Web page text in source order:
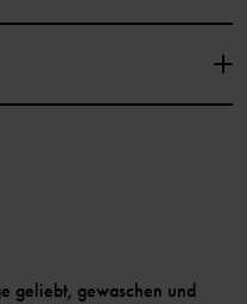
geliebt, gewaschen und